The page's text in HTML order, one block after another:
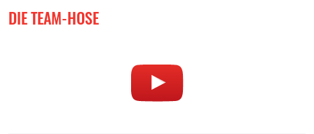
DIE TEAM-HOSE